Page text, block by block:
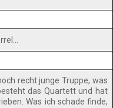
recht junge Truppe, was
das Quartett und hat
Was ich schade finde,